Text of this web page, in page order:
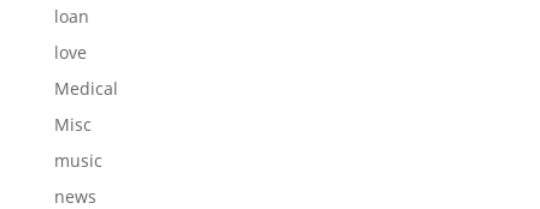
loan
love
Medical
Misc
music
news